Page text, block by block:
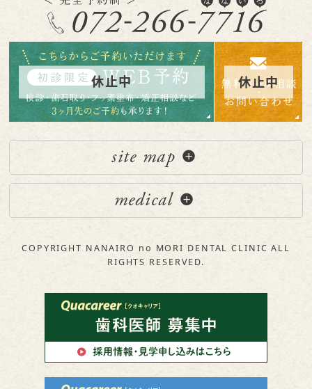
site map
medical
COPYRIGHT NANAIRO no MORI DENTAL CLINIC ALL
RIGHTS RESERVED.